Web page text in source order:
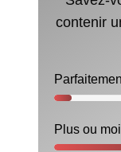
contenir
Plus ou